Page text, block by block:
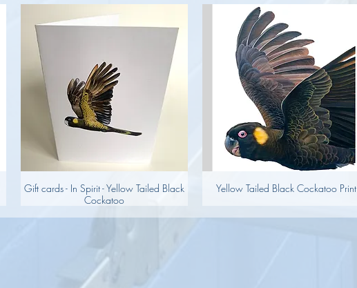
Gift cards - In Spirit - Yellow Tailed Black
Cockatoo
Yellow Tailed Black Cockatoo Print